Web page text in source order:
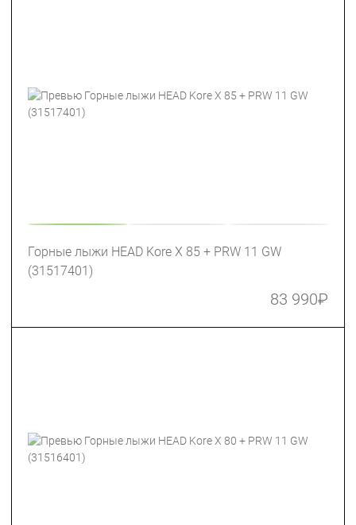
Горные лыжи HEAD Kore X 85 + PRW 11 GW
(31517401)
83 990₽